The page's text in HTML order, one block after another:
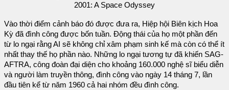
2001: A Space Odyssey
Vào thời điểm cảnh báo đó được đưa ra, Hiệp hội Biên kịch Hoa
Kỳ đã đình công được bốn tuần. Động thái của họ một phần đến
từ lo ngại rằng AI sẽ không chỉ xâm phạm sinh kế mà còn có thể ít
nhất thay thế họ phần nào. Những lo ngại tương tự đã khiến SAG-
AFTRA, công đoàn đại diện cho khoảng 160.000 nghệ sĩ biểu diễn
và người làm truyền thông, đình công vào ngày 14 tháng 7, lần
đầu tiên kể từ năm 1960 cả hai nhóm đều đình công.